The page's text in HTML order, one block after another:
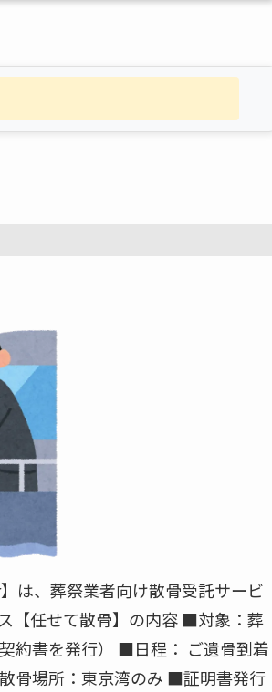
は、葬祭業者向け散骨受託サービ
【任せて散骨】の内容 ■対象：葬
約書を発行） ■日程： ご遺骨到着
骨場所：東京湾のみ ■証明書発行